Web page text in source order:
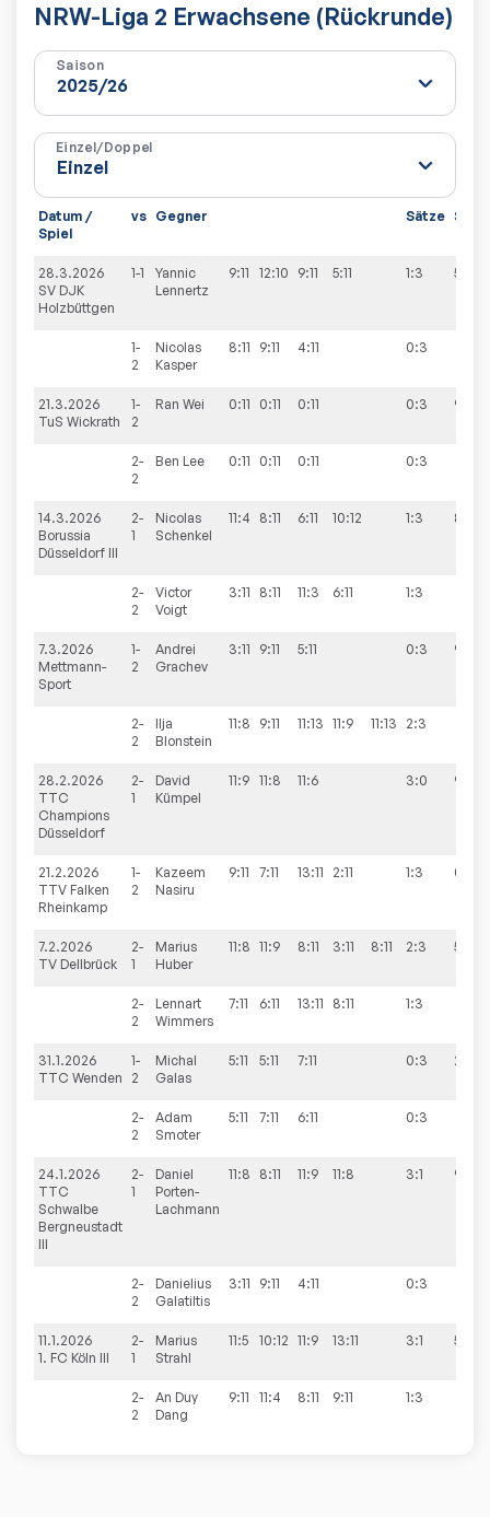
NRW-Liga 2 Erwachsene (Rückrunde)
Saison
Einzel/Doppel
Datum /
Spiel
vs Gegner Sätze
28.3.2026
SV DJK
Holzbüttgen
1-1
Yannic
Lennertz
9:11 12:10 9:11 5:11 1:3 5:9
1-
2
Nicolas
Kasper
8:11 9:11 4:11 0:3
21.3.2026
TuS Wickrath
1-
2
Ran Wei 0:11 0:11 0:11 0:3 9:5
2-
2
Ben Lee 0:11 0:11 0:11 0:3
14.3.2026
Borussia
Düsseldorf III
2-
1
Nicolas
Schenkel
11:4 8:11 6:11 10:12 1:3 8:8
2-
2
Victor
Voigt
3:11 8:11 11:3 6:11 1:3
7.3.2026
Mettmann-
Sport
1-
2
Andrei
Grachev
3:11 9:11 5:11 0:3 9:4
2-
2
Ilja
Blonstein
11:8 9:11 11:13 11:9 11:13 2:3
28.2.2026
TTC
Champions
Düsseldorf
2-
1
David
Kümpel
11:9 11:8 11:6 3:0 9:0
21.2.2026
TTV Falken
Rheinkamp
1-
2
Kazeem
Nasiru
9:11 7:11 13:11 2:11 1:3 0:9
7.2.2026
TV Dellbrück
2-
1
Marius
Huber
11:8 11:9 8:11 3:11 8:11 2:3 5:9
2-
2
Lennart
Wimmers
7:11 6:11 13:11 8:11 1:3
31.1.2026
TTC Wenden
1-
2
Michal
Galas
5:11 5:11 7:11 0:3 2:9
2-
2
Adam
Smoter
5:11 7:11 6:11 0:3
24.1.2026
TTC
Schwalbe
Bergneustadt
III
2-
1
Daniel
Porten-
Lachmann
11:8 8:11 11:9 11:8 3:1 9:5
2-
2
Danielius
Galatiltis
3:11 9:11 4:11 0:3
11.1.2026
1. FC Köln III
2-
1
Marius
Strahl
11:5 10:12 11:9 13:11 3:1 5:9
2-
2
An Duy
Dang
9:11 11:4 8:11 9:11 1:3